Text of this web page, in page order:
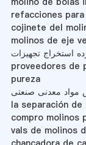
refacciones
cojinete del
molinos de eje
proveedores de
pureza
مواد معدنی صنعتی
la separación de
compro molinos
vals de molinos